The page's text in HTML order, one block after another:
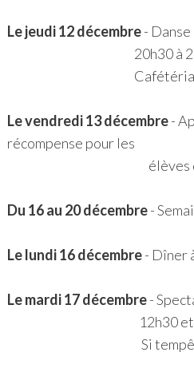
Le jeudi 12 décembre- Danse
20h30 à
Cafétéria
Le vendredi 13 décembre-
récompense pour les
élèves qui
Du 16 au 20 décembre-
Le lundi 16 décembre- Dîner
Le mardi 17 décembre-
12h30 et 18h15
Si tempête ->